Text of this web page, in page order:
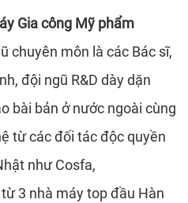
Gia công Mỹ phẩm
chuyên môn là các Bác sĩ,
đội ngũ R&D dày dặn
bài bản ở nước ngoài cùng
từ các đối tác độc quyền
như Cosfa,
3 nhà máy top đầu Hàn